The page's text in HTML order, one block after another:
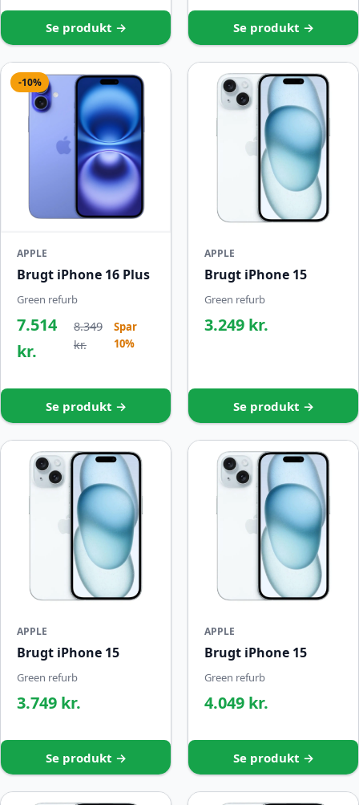
Se produkt → Se produkt →
-10%
APPLE
Brugt iPhone 16 Plus
Green refurb
7.514
kr.
8.349
kr.
Spar
10%
Se produkt →
APPLE
Brugt iPhone 15
Green refurb
3.249 kr.
Se produkt →
APPLE
Brugt iPhone 15
Green refurb
3.749 kr.
Se produkt →
APPLE
Brugt iPhone 15
Green refurb
4.049 kr.
Se produkt →